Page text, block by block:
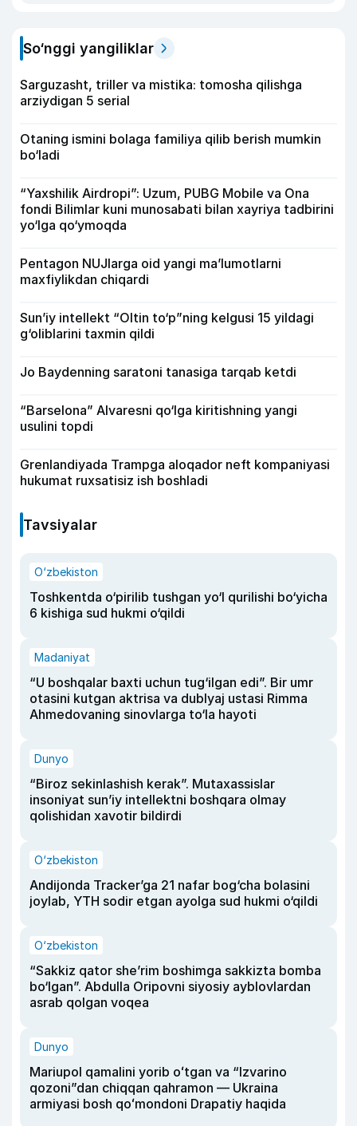
So‘nggi yangiliklar
Sarguzasht, triller va mistika: tomosha qilishga
arziydigan 5 serial
Otaning ismini bolaga familiya qilib berish mumkin
bo‘ladi
“Yaxshilik Airdropi”: Uzum, PUBG Mobile va Ona
fondi Bilimlar kuni munosabati bilan xayriya tadbirini
yo‘lga qo‘ymoqda
Pentagon NUJlarga oid yangi maʼlumotlarni
maxfiylikdan chiqardi
Sun’iy intellekt “Oltin to‘p”ning kelgusi 15 yildagi
g‘oliblarini taxmin qildi
Jo Baydenning saratoni tanasiga tarqab ketdi
“Barselona” Alvaresni qo‘lga kiritishning yangi
usulini topdi
Grenlandiyada Trampga aloqador neft kompaniyasi
hukumat ruxsatisiz ish boshladi
Tavsiyalar
O‘zbekiston
Toshkentda o‘pirilib tushgan yo‘l qurilishi bo‘yicha
6 kishiga sud hukmi o‘qildi
Madaniyat
“U boshqalar baxti uchun tug‘ilgan edi”. Bir umr
otasini kutgan aktrisa va dublyaj ustasi Rimma
Ahmedovaning sinovlarga to‘la hayoti
Dunyo
“Biroz sekinlashish kerak”. Mutaxassislar
insoniyat sun’iy intellektni boshqara olmay
qolishidan xavotir bildirdi
O‘zbekiston
Andijonda Tracker’ga 21 nafar bog‘cha bolasini
joylab, YTH sodir etgan ayolga sud hukmi o‘qildi
O‘zbekiston
“Sakkiz qator she’rim boshimga sakkizta bomba
bo‘lgan”. Abdulla Oripovni siyosiy ayblovlardan
asrab qolgan voqea
Dunyo
Mariupol qamalini yorib oʻtgan va “Izvarino
qozoni”dan chiqqan qahramon — Ukraina
armiyasi bosh qoʻmondoni Drapatiy haqida